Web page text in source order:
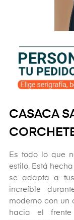
CASACA
Es todo lo que
estilo. Está
se adapta a
increíble
moderno con un
hacia el